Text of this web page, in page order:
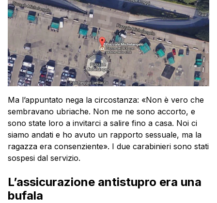
Ma l’appuntato nega la circostanza: «Non è vero che
sembravano ubriache. Non me ne sono accorto, e
sono state loro a invitarci a salire fino a casa. Noi ci
siamo andati e ho avuto un rapporto sessuale, ma la
ragazza era consenziente». I due carabinieri sono stati
sospesi dal servizio.
L’assicurazione antistupro era una
bufala